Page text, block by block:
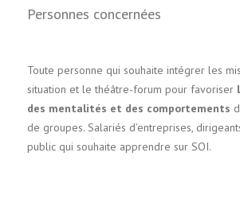
Personnes concernées
Toute personne qui souhaite intégrer les
situation et le théâtre-forum pour favoriser
des mentalités et des comportements
de groupes. Salariés d’entreprises,
public qui souhaite apprendre sur SOI.